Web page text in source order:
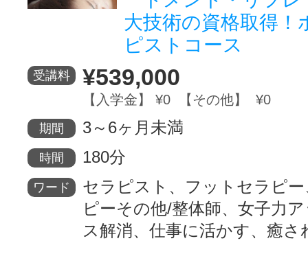
大技術の資格取得！
ピストコース
受講料 ¥539,000
【入学金】 ¥0 【その他】 ¥0
期間 3～6ヶ月未満
時間 180分
ワード
セラピスト、フットセラピ
ピーその他/整体師、女子力
ス解消、仕事に活かす、癒さ